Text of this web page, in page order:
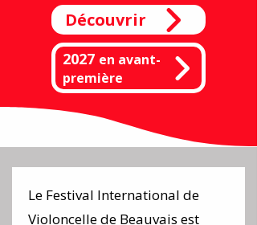
Découvrir
2027 en avant-
première
Le Festival International de
Violoncelle de Beauvais est